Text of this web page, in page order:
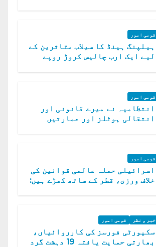
قومی امور
ہیلپنگ ہینڈ کا سیلاب متاثرین کے
لیے ایک ارب چالیس کروڑ روپے
قومی امور
انتظامیہ نے میرے قانونی اور
انتقالی ہوٹلز اور عمارتیں
قومی امور
اسرائیلی حملہ عالمی قوانین کی
خلاف ورزی، قطر کے ساتھ کھڑے ہیں:
خبر و نظر قومی امور
سکیورٹی فورسز کی کارروائیاں،
بھارتی حمایت یافتہ 19 دہشت گرد